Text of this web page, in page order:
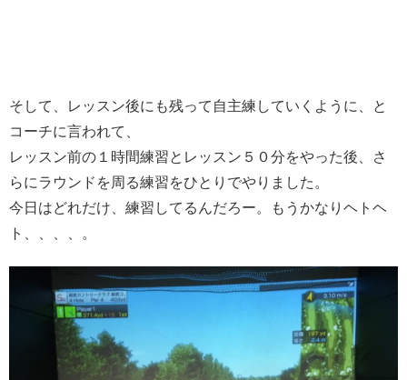
そして、レッスン後にも残って自主練していくように、と
コーチに言われて、
レッスン前の１時間練習とレッスン５０分をやった後、さ
らにラウンドを周る練習をひとりでやりました。
今日はどれだけ、練習してるんだろー。もうかなりヘトヘ
ト、、、、。